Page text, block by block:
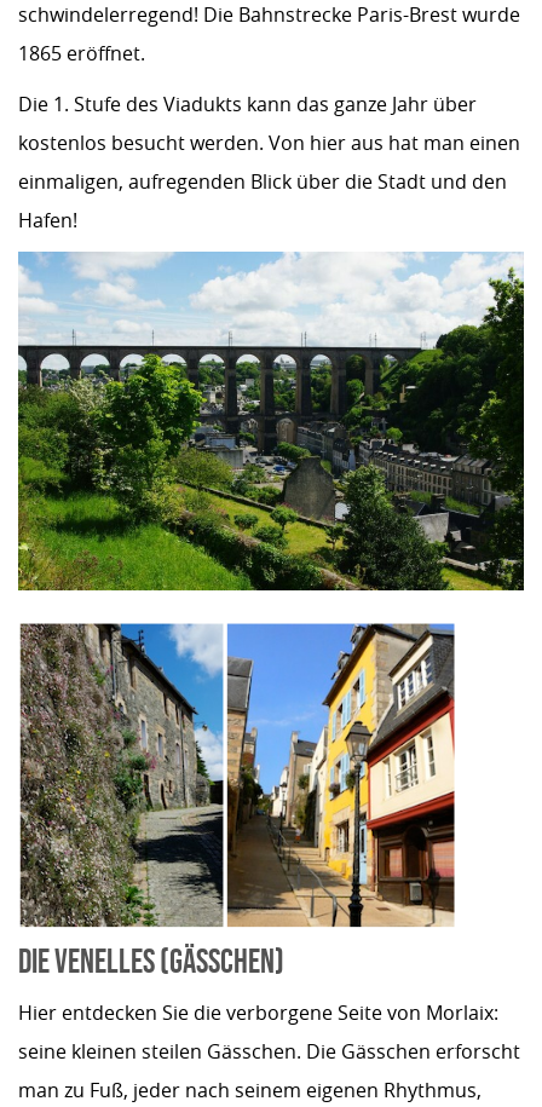
schwindelerregend! Die Bahnstrecke Paris-Brest wurde
1865 eröffnet.
Die 1. Stufe des Viadukts kann das ganze Jahr über
kostenlos besucht werden. Von hier aus hat man einen
einmaligen, aufregenden Blick über die Stadt und den
Hafen!
DIE VENELLES (GÄSSCHEN)
Hier entdecken Sie die verborgene Seite von Morlaix:
seine kleinen steilen Gässchen. Die Gässchen erforscht
man zu Fuß, jeder nach seinem eigenen Rhythmus,